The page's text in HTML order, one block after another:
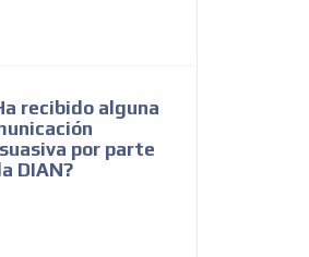
recibido alguna
por parte
DIAN?